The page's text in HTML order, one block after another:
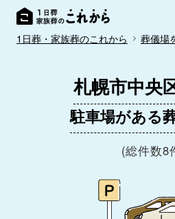
1日葬・家族葬のこれから 葬儀場
札幌市中央
駐車場がある
(総件数8